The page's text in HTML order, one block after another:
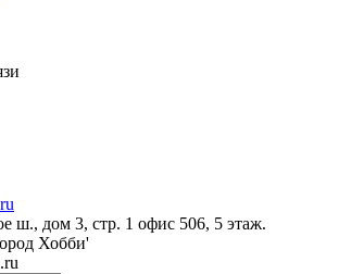
ш., дом 3, стр. 1 офис 506, 5 этаж.
Хобби'